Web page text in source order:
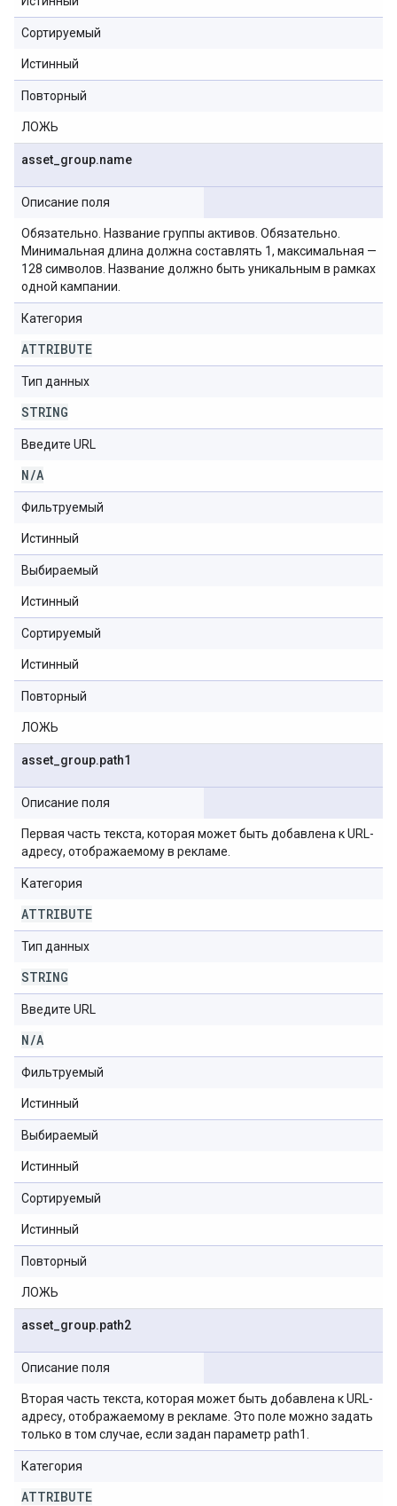
Сортируемый
Истинный
Повторный
ЛОЖЬ
asset group.name
Описание поля
Обязательно. Название группы активов. Обязательно.
Минимальная длина должна составлять 1, максимальная —
128 символов. Название должно быть уникальным в рамках
одной кампании.
Категория
ATTRIBUTE
Тип данных
STRING
Введите URL
N/A
Фильтруемый
Истинный
Выбираемый
Истинный
Сортируемый
Истинный
Повторный
ЛОЖЬ
asset group.path1
Описание поля
Первая часть текста, которая может быть добавлена ​​к URL-
адресу, отображаемому в рекламе.
Категория
ATTRIBUTE
Тип данных
STRING
Введите URL
N/A
Фильтруемый
Истинный
Выбираемый
Истинный
Сортируемый
Истинный
Повторный
ЛОЖЬ
asset group.path2
Описание поля
Вторая часть текста, которая может быть добавлена ​​к URL-
адресу, отображаемому в рекламе. Это поле можно задать
только в том случае, если задан параметр path1.
Категория
ATTRIBUTE